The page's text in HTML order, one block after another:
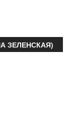
ЗЕЛЕНСКАЯ)